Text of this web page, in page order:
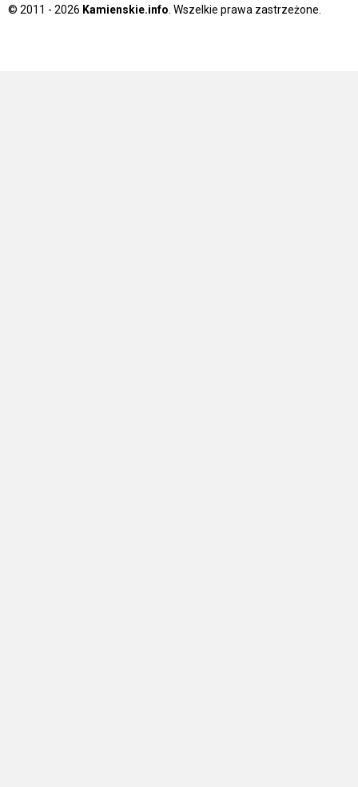
© 2011 - 2026 Kamienskie.info . Wszelkie prawa zastrzeżone.